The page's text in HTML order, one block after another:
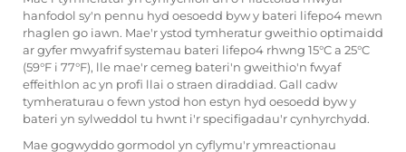
hanfodol sy'n pennu hyd oesoedd byw y bateri lifepo4 mewn
rhaglen go iawn. Mae'r ystod tymheratur gweithio optimaidd
ar gyfer mwyafrif systemau bateri lifepo4 rhwng 15°C a 25°C
(59°F i 77°F), lle mae'r cemeg bateri'n gweithio'n fwyaf
effeithlon ac yn profi llai o straen diraddiad. Gall cadw
tymheraturau o fewn ystod hon estyn hyd oesoedd byw y
bateri yn sylweddol tu hwnt i'r specifigadau'r cynhyrchydd.
Mae gogwyddo gormodol yn cyflymu'r ymreactionau